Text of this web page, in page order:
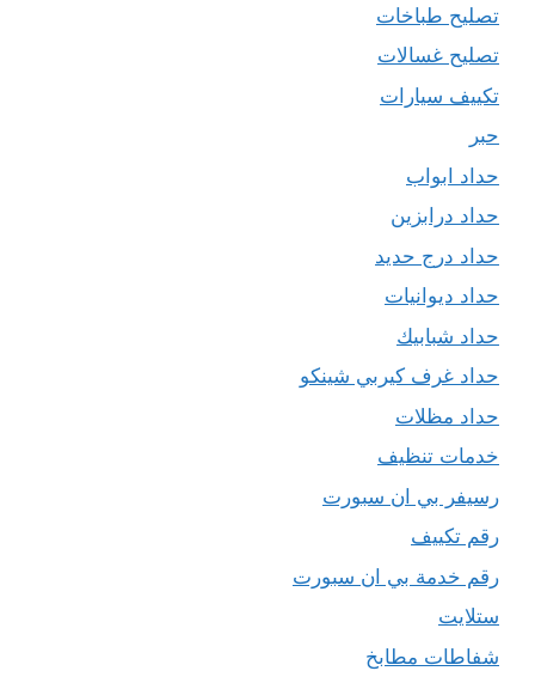
تصليح طباخات
تصليح غسالات
تكييف سيارات
حبر
حداد ابواب
حداد درابزين
حداد درج حديد
حداد ديوانيات
حداد شبابيك
حداد غرف كيربي شينكو
حداد مظلات
خدمات تنظيف
رسيفر بي ان سبورت
رقم تكييف
رقم خدمة بي ان سبورت
ستلايت
شفاطات مطابخ